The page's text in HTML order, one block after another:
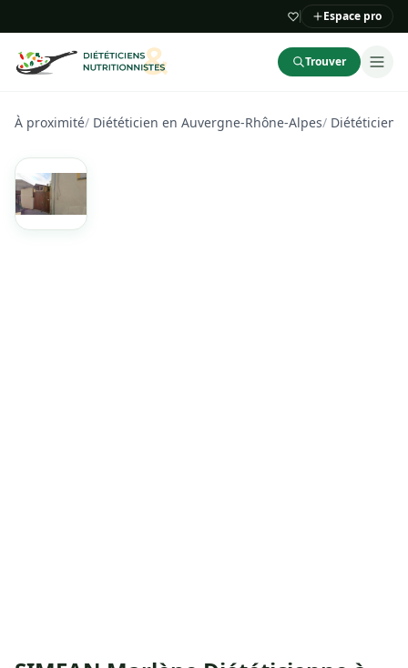
Espace pro
Trouver
À proximité/ Diététicien en Auvergne-Rhône-Alpes/ Diététicien